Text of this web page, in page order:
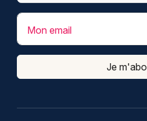
Mon email
Je